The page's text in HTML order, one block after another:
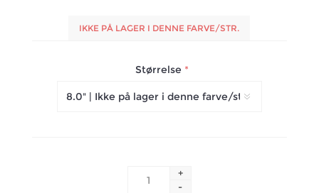
IKKE PÅ LAGER I DENNE FARVE/STR.
Størrelse *
+
-